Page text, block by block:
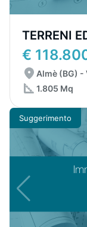
TERRENI
€
Almè (BG)
1.805 Mq
Suggerimento